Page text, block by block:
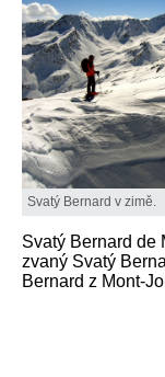
Svatý Bernard v zimě.
Svatý Bernard de
zvaný Svatý
Bernard z Mont-